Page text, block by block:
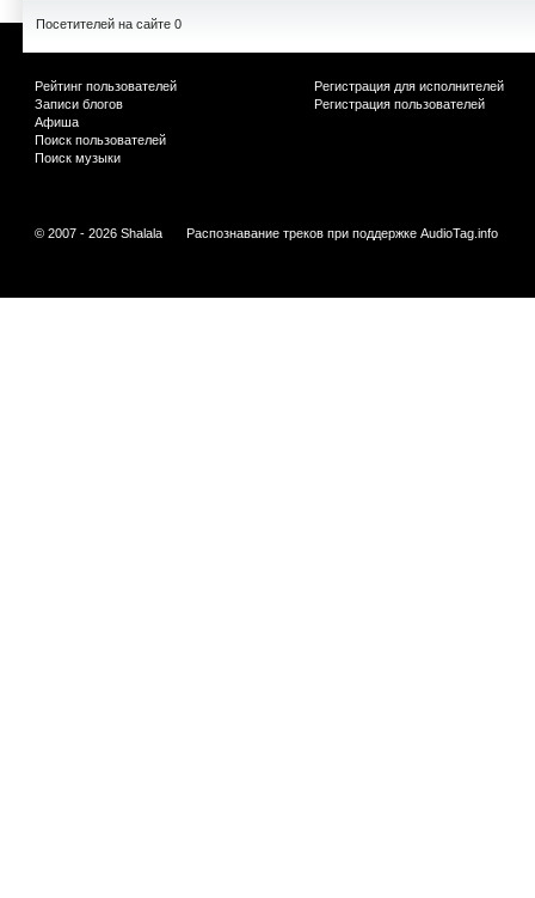
Посетителей на сайте 0
Рейтинг пользователей
Записи блогов
Афиша
Поиск пользователей
Поиск музыки
Регистрация для исполнителей
Регистрация пользователей
© 2007 - 2026 Shalala Распознавание треков при поддержке AudioTag.info